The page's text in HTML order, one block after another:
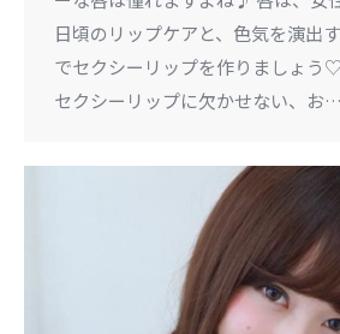
日頃のリップケアと、色気を演出
でセクシーリップを作りましょう
セクシーリップに欠かせない、お…